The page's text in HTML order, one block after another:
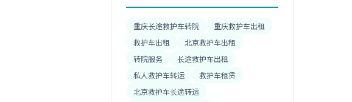
重庆长途救护车转院
重庆救护车出租
救护车出租
北京救护车出租
转院服务
长途救护车出租
私人救护车转运
救护车租赁
北京救护车长途转运